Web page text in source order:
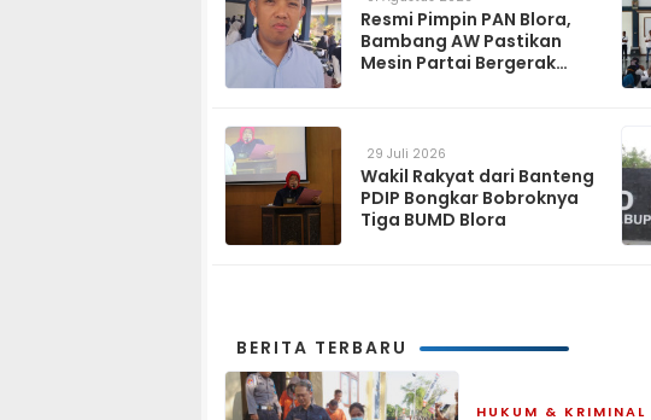
Resmi Pimpin PAN Blora,
Bambang AW Pastikan
Mesin Partai Bergerak
29 Juli 2026
Wakil Rakyat dari Banteng
PDIP Bongkar Bobroknya
Tiga BUMD Blora
BERITA TERBARU
HUKUM & KRIMINAL